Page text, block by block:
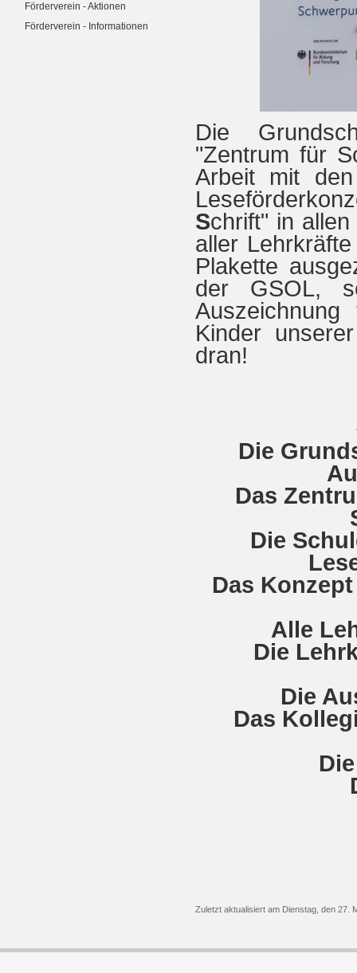
Die
"Zentrum für
Arbeit mit
Schrift" in
aller
Plakette
der GSOL,
Kinder
dran!
Die
Das
Die
Das
Alle
Die
Die
Das
Zuletzt aktualisiert am Dienstag, den 27.
Förderverein - Aktionen
Förderverein - Informationen